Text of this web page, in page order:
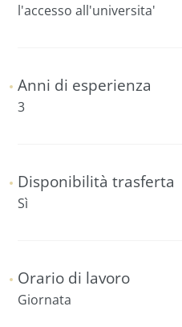
l'accesso all'universita'
Anni di esperienza
3
Disponibilità trasferta
Sì
Orario di lavoro
Giornata